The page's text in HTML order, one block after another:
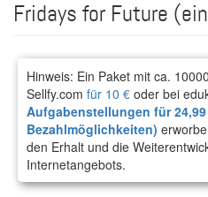
Fridays for Future
Hinweis: Ein Paket mit ca.
Sellfy.com für 10 € oder bei
Aufgabenstellungen für
Bezahlmöglichkeiten)
den Erhalt und die
Internetangebots.